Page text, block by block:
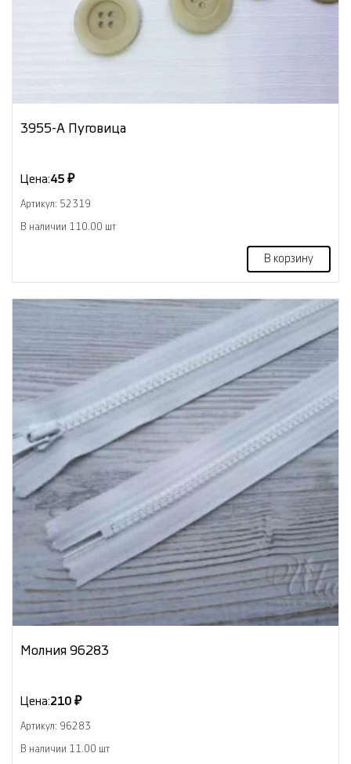
3955-А Пуговица
Цена:45 ₽
Артикул: 52319
В наличии 110.00 шт
В корзину
Молния 96283
Цена:210 ₽
Артикул: 96283
В наличии 11.00 шт